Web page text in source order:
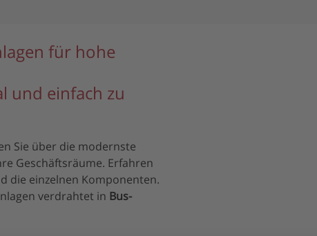
für hohe
und einfach zu
Sie über die modernste
Geschäftsräume. Erfahren
die einzelnen Komponenten.
verdrahtet in Bus-